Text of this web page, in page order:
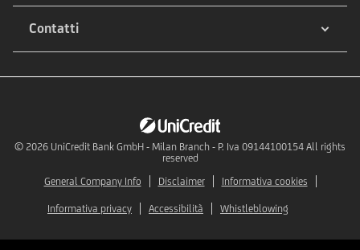
Contatti
© 2026 UniCredit Bank GmbH - Milan Branch - P. Iva 09144100154 All rights
reserved
General Company Info
Disclaimer Informativa cookies
Informativa privacy Accessibilità Whistleblowing